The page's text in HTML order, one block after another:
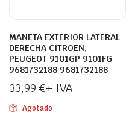
MANETA EXTERIOR LATERAL
DERECHA CITROEN,
PEUGEOT 9101GP 9101FG
9681732188 9681732188
33,99 €+ IVA
Agotado